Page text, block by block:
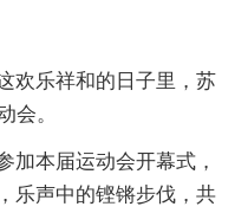
欢乐祥和的日子里，苏
会。
加本届运动会开幕式，
乐声中的铿锵步伐，共